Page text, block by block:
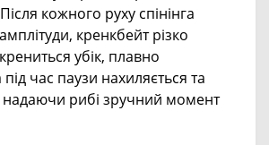
кожного руху спінінга
кренкбейт різко
убік, плавно
час паузи нахиляється та
надаючи рибі зручний момент